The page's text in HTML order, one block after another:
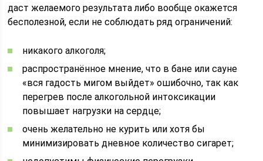
даст желаемого результата либо вообще окажется
бесполезной, если не соблюдать ряд ограничений:
никакого алкоголя;
распространённое мнение, что в бане или сауне
«вся гадость мигом выйдет» ошибочно, так как
перегрев после алкогольной интоксикации
повышает нагрузки на сердце;
очень желательно не курить или хотя бы
минимизировать дневное количество сигарет;